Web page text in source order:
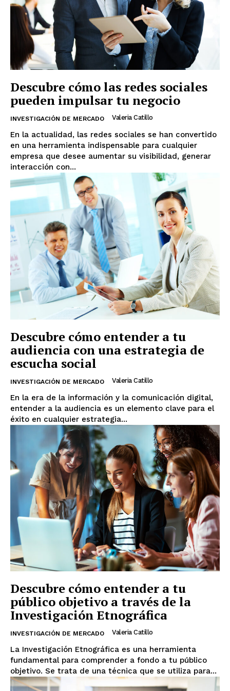
Descubre cómo las redes sociales
pueden impulsar tu negocio
INVESTIGACIÓN DE MERCADO Valeria Catillo
En la actualidad, las redes sociales se han convertido
en una herramienta indispensable para cualquier
empresa que desee aumentar su visibilidad, generar
interacción con...
Descubre cómo entender a tu
audiencia con una estrategia de
escucha social
INVESTIGACIÓN DE MERCADO Valeria Catillo
En la era de la información y la comunicación digital,
entender a la audiencia es un elemento clave para el
éxito en cualquier estrategia...
Descubre cómo entender a tu
público objetivo a través de la
Investigación Etnográfica
INVESTIGACIÓN DE MERCADO Valeria Catillo
La Investigación Etnográfica es una herramienta
fundamental para comprender a fondo a tu público
objetivo. Se trata de una técnica que se utiliza para...